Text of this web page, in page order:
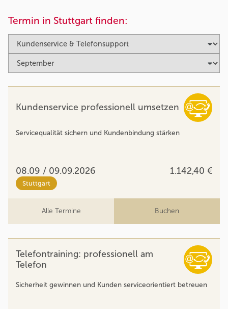
Termin in Stuttgart finden:
Kundenservice professionell umsetzen
Servicequalität sichern und Kundenbindung stärken
08.09 / 09.09.2026 1.142,40 €
Stuttgart
Alle Termine Buchen
Telefontraining: professionell am
Telefon
Sicherheit gewinnen und Kunden serviceorientiert betreuen